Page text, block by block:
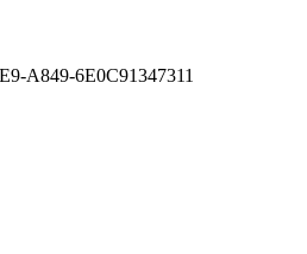
A849-6E0C91347311